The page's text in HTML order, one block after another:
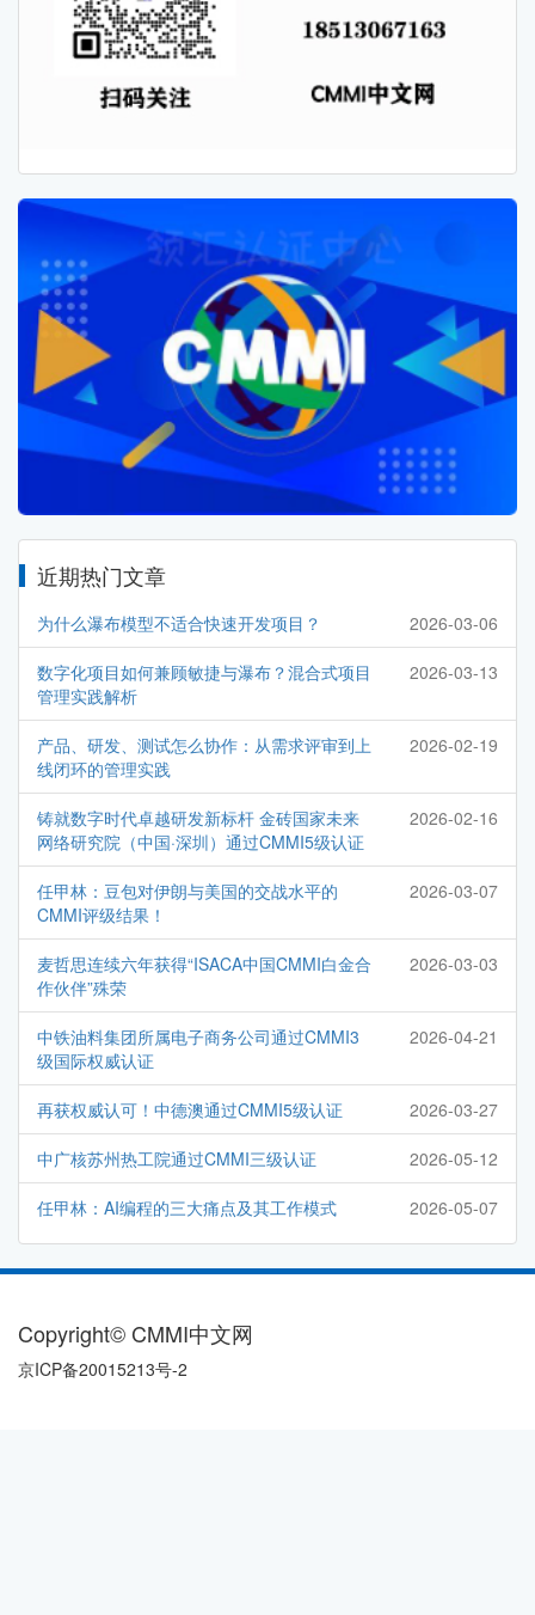
近期热门文章
为什么瀑布模型不适合快速开发项目？ 2026-03-06
数字化项目如何兼顾敏捷与瀑布？混合式项目
管理实践解析
2026-03-13
产品、研发、测试怎么协作：从需求评审到上
线闭环的管理实践
2026-02-19
铸就数字时代卓越研发新标杆 金砖国家未来
网络研究院（中国·深圳）通过CMMI5级认证
2026-02-16
任甲林：豆包对伊朗与美国的交战水平的
CMMI评级结果！
2026-03-07
麦哲思连续六年获得“ISACA中国CMMI白金合
作伙伴”殊荣
2026-03-03
中铁油料集团所属电子商务公司通过CMMI3
级国际权威认证
2026-04-21
再获权威认可！中德澳通过CMMI5级认证 2026-03-27
中广核苏州热工院通过CMMI三级认证 2026-05-12
任甲林：AI编程的三大痛点及其工作模式 2026-05-07
Copyright© CMMI中文网
京ICP备20015213号-2